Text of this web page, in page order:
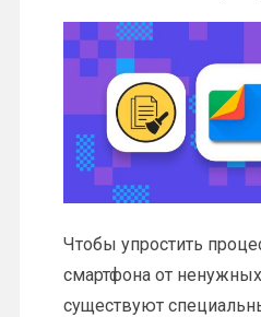
Чтобы упростить
смартфона от
существуют